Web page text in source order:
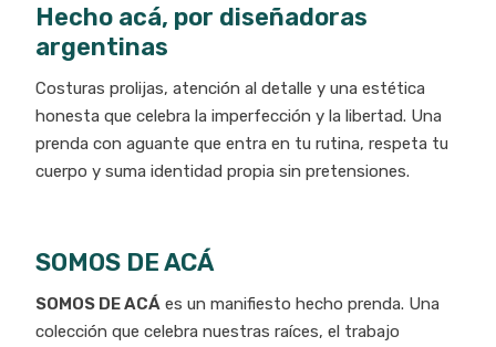
Hecho acá, por diseñadoras
argentinas
Costuras prolijas, atención al detalle y una estética
honesta que celebra la imperfección y la libertad. Una
prenda con aguante que entra en tu rutina, respeta tu
cuerpo y suma identidad propia sin pretensiones.
SOMOS DE ACÁ
SOMOS DE ACÁ es un manifiesto hecho prenda. Una
colección que celebra nuestras raíces, el trabajo